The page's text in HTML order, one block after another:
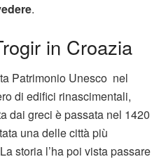
.
in Croazia
Patrimonio Unesco nel
di edifici rinascimentali,
dai greci è passata nel 1420
una delle città più
storia l’ha poi vista passare